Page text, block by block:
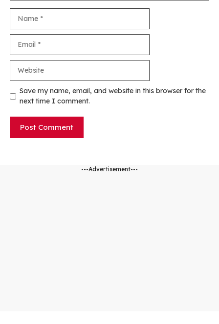
Save my name, email, and website in this browser for the
next time I comment.
---Advertisement---